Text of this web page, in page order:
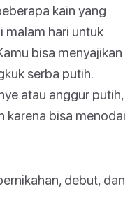
kain yang
malam hari untuk
bisa menyajikan
serba putih.
atau anggur putih,
karena bisa menodai
debut, dan